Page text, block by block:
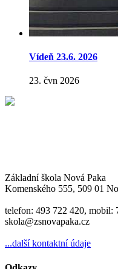
Vídeň 23.6. 2026
23. čvn 2026
Základní škola Nová Paka
Komenského 555, 509 01
telefon: 493 722 420, mobil:
skola@zsnovapaka.cz
...další kontaktní údaje